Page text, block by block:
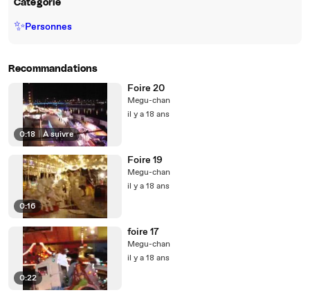
Catégorie
✨Personnes
Recommandations
0:18 À suivre
Foire 20
Megu-chan
il y a 18 ans
0:16
Foire 19
Megu-chan
il y a 18 ans
0:22
foire 17
Megu-chan
il y a 18 ans